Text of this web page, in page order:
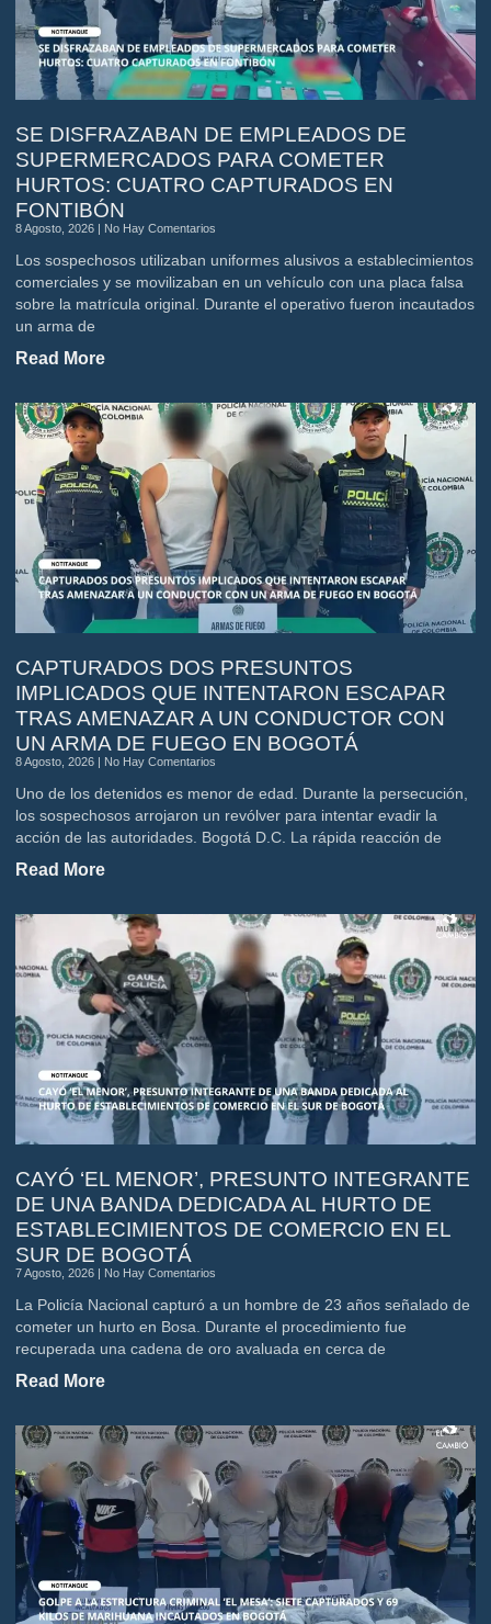
SE DISFRAZABAN DE EMPLEADOS DE
SUPERMERCADOS PARA COMETER
HURTOS: CUATRO CAPTURADOS EN
FONTIBÓN
8 Agosto, 2026 No Hay Comentarios
Los sospechosos utilizaban uniformes alusivos a establecimientos
comerciales y se movilizaban en un vehículo con una placa falsa
sobre la matrícula original. Durante el operativo fueron incautados
un arma de
Read More
CAPTURADOS DOS PRESUNTOS
IMPLICADOS QUE INTENTARON ESCAPAR
TRAS AMENAZAR A UN CONDUCTOR CON
UN ARMA DE FUEGO EN BOGOTÁ
8 Agosto, 2026 No Hay Comentarios
Uno de los detenidos es menor de edad. Durante la persecución,
los sospechosos arrojaron un revólver para intentar evadir la
acción de las autoridades. Bogotá D.C. La rápida reacción de
Read More
CAYÓ ‘EL MENOR’, PRESUNTO INTEGRANTE
DE UNA BANDA DEDICADA AL HURTO DE
ESTABLECIMIENTOS DE COMERCIO EN EL
SUR DE BOGOTÁ
7 Agosto, 2026 No Hay Comentarios
La Policía Nacional capturó a un hombre de 23 años señalado de
cometer un hurto en Bosa. Durante el procedimiento fue
recuperada una cadena de oro avaluada en cerca de
Read More